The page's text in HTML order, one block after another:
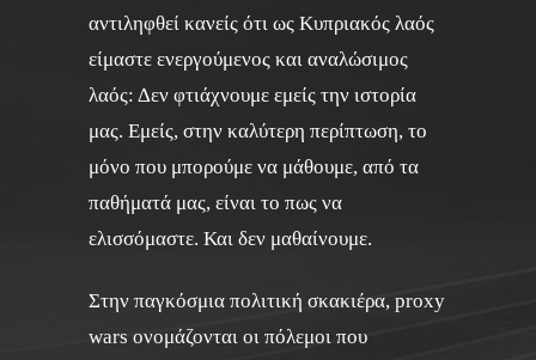
αντιληφθεί κανείς ότι ως Κυπριακός λαός
είμαστε ενεργούμενος και αναλώσιμος
λαός: Δεν φτιάχνουμε εμείς την ιστορία
μας. Εμείς, στην καλύτερη περίπτωση, το
μόνο που μπορούμε να μάθουμε, από τα
παθήματά μας, είναι το πως να
ελισσόμαστε. Και δεν μαθαίνουμε.
Στην παγκόσμια πολιτική σκακιέρα, proxy
wars ονομάζονται οι πόλεμοι που